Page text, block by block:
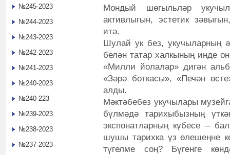
Мондый шөгыльләр
активлыгын, эстетик
итә.
Шулай ук без, укучыларның
белән татар халкының инде
«Милли йолалар» дигән
«Зәрә боткасы», «Печән
алды.
Мәктәбебез укучылары
бүлмәдә тарихыбызның
экспонатларның күбесе –
шушы тарихка үз өлешеңне
түгелме соң? Бүгенге
№245-2023
№244-2023
№243-2023
№242-2023
№241-2023
№240-2023
№240-223
№239-2023
№238-2023
№237-2023